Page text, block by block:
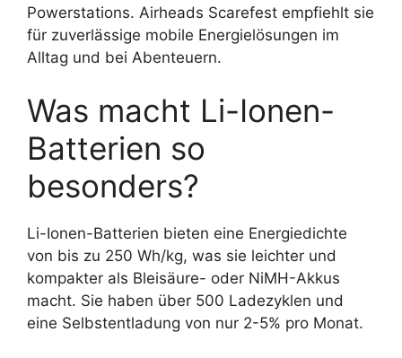
Powerstations. Airheads Scarefest empfiehlt sie
für zuverlässige mobile Energielösungen im
Alltag und bei Abenteuern.
Was macht Li-Ionen-
Batterien so
besonders?
Li-Ionen-Batterien bieten eine Energiedichte
von bis zu 250 Wh/kg, was sie leichter und
kompakter als Bleisäure- oder NiMH-Akkus
macht. Sie haben über 500 Ladezyklen und
eine Selbstentladung von nur 2-5% pro Monat.